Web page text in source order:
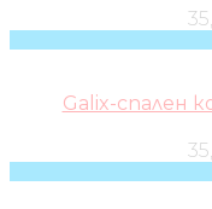
Galix-спален